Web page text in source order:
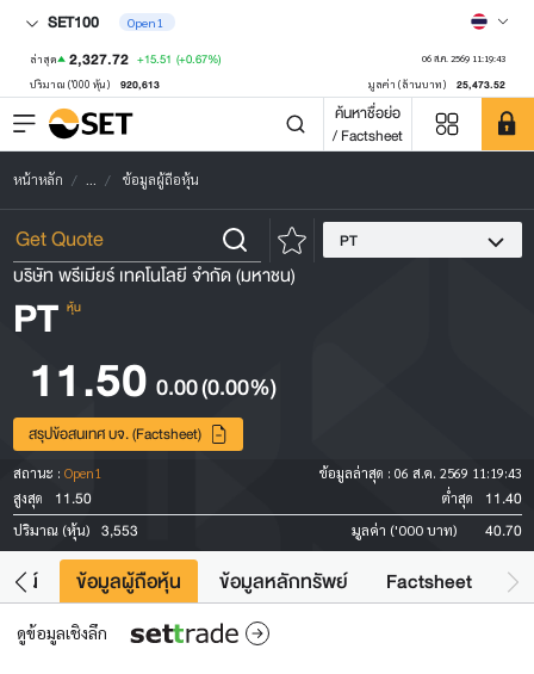
SET100 Open1
ล่าสุด 2,327.72 +15.51 (+0.67%) 06 ส.ค. 2569 11:19:43
ปริมาณ ('000 หุ้น) 920,613 มูลค่า (ล้านบาท) 25,473.52
ค้นหาชื่อย่อ
/ Factsheet
หน้าหลัก ... ข้อมูลผู้ถือหุ้น
PT
บริษัท พรีเมียร์ เทคโนโลยี จำกัด (มหาชน)
PT หุ้น
11.50 0.00(0.00%)
สรุปข้อสนเทศ บจ. (Factsheet)
สถานะ : Open1 ข้อมูลล่าสุด : 06 ส.ค. 2569 11:19:43
สูงสุด
11.50 ต่ำสุด 11.40
ปริมาณ (หุ้น) 3,553 มูลค่า ('000 บาท) 40.70
ยชน์ ข้อมูลผู้ถือหุ้น ข้อมูลหลักทรัพย์ Factsheet
ดูข้อมูลเชิงลึก